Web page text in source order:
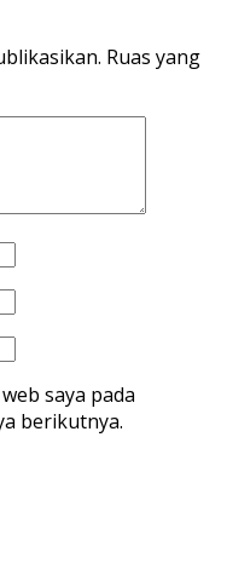
Ruas yang
saya pada
berikutnya.